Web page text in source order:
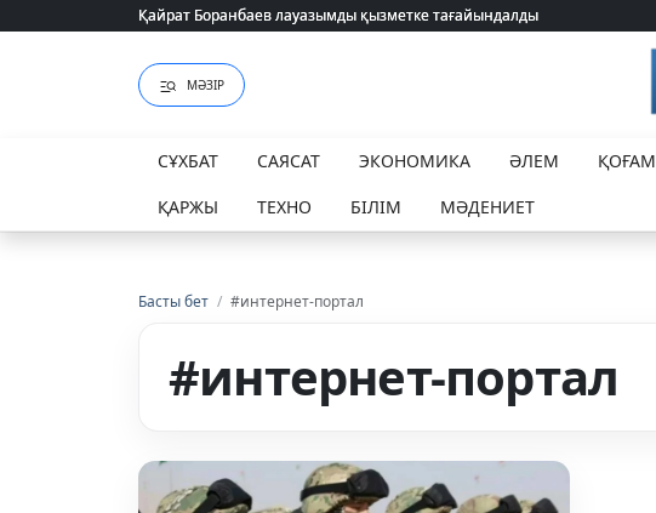
Қайрат Боранбаев лауазымды қызметке тағайындалды
Қайрат Боранбаев лауазымды қызметке тағайындалды
МӘЗІР
СҰХБАТ САЯСАТ ЭКОНОМИКА ӘЛЕМ ҚОҒАМ
ҚАРЖЫ
ТЕХНО БІЛІМ МӘДЕНИЕТ
Басты бет / #интернет-портал
#интернет-портал